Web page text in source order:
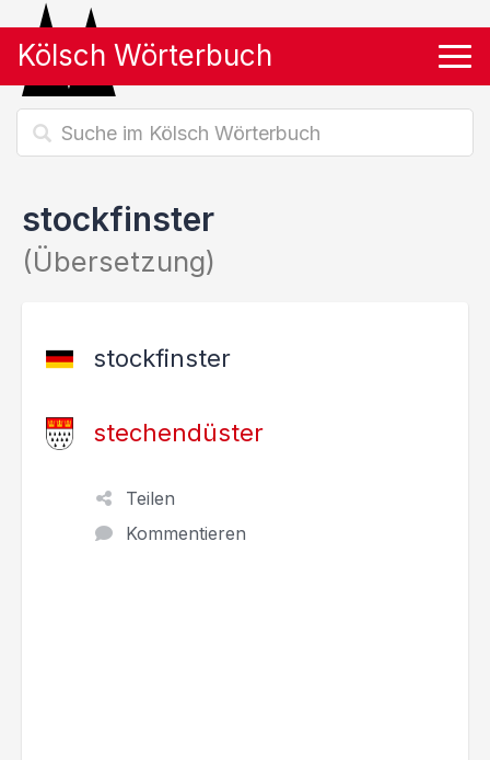
Kölsch Wörterbuch
stockfinster
(Übersetzung)
stockfinster
stechendüster
Teilen
Kommentieren